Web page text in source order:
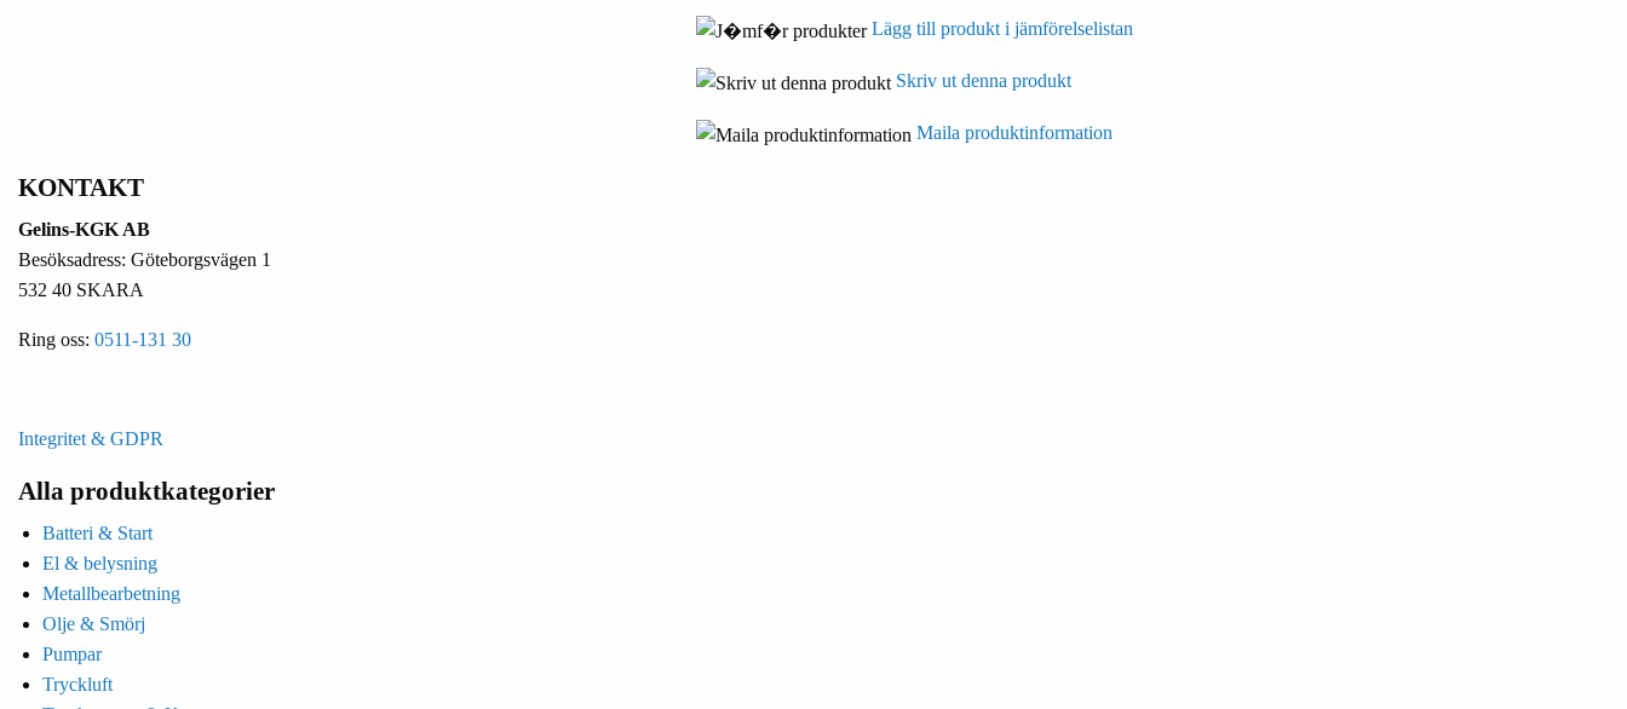
Lägg till produkt i jämförelselistan
Skriv ut denna produkt
Maila produktinformation
KONTAKT
Gelins-KGK AB
Besöksadress: Göteborgsvägen 1
532 40 SKARA
Ring oss: 0511-131 30
Integritet & GDPR
Alla produktkategorier
Batteri & Start
El & belysning
Metallbearbetning
Olje & Smörj
Pumpar
Tryckluft